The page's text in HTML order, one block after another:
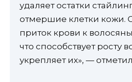
удаляет остатки
отмершие клетки кожи.
приток крови к
что способствует росту
укрепляет их», —